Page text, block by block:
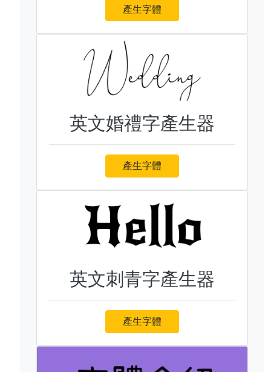
產生字體
英文婚禮字產生器
產生字體
英文刺青字產生器
產生字體